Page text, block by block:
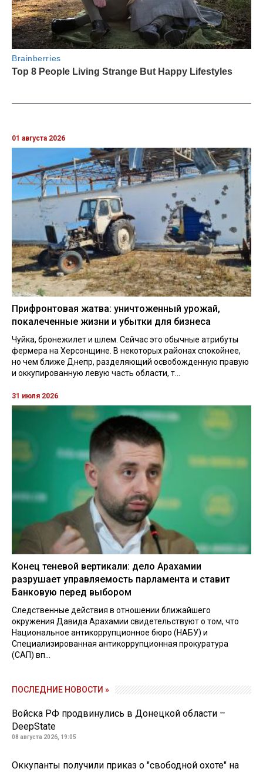
01 августа 2026
Прифронтовая жатва: уничтоженный урожай,
покалеченные жизни и убытки для бизнеса
Чуйка, бронежилет и шлем. Сейчас это обычные атрибуты
фермера на Херсонщине. В некоторых районах спокойнее,
но чем ближе Днепр, разделяющий освобожденную правую
и оккупированную левую часть области, т...
31 июля 2026
Конец теневой вертикали: дело Арахамии
разрушает управляемость парламента и ставит
Банковую перед выбором
Следственные действия в отношении ближайшего
окружения Давида Арахамии свидетельствуют о том, что
Национальное антикоррупционное бюро (НАБУ) и
Специализированная антикоррупционная прокуратура
(САП) вп...
ПОСЛЕДНИЕ НОВОСТИ »
Войска РФ продвинулись в Донецкой области –
DeepState
08 августа 2026, 19:05
Оккупанты получили приказ о "свободной охоте" на